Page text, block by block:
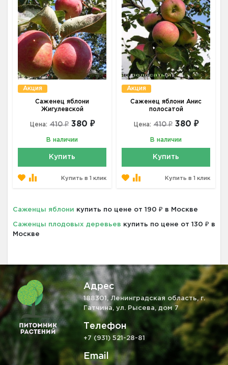
Акция
Саженец яблони
Жигулевской
Цена: 410 ₽ 380 ₽
В наличии
Купить
Купить в 1 клик
Акция
Саженец яблони Анис
полосатой
Цена: 410 ₽ 380 ₽
В наличии
Купить
Купить в 1 клик
Саженцы яблони купить по цене от 190 ₽ в Москве
Саженцы плодовых деревьев купить по цене от 130 ₽ в
Москве
Адрес
188301, Ленинградская область, г.
Гатчина, ул. Рысева, дом 7
Телефон
+7 (931) 521-28-81
Email